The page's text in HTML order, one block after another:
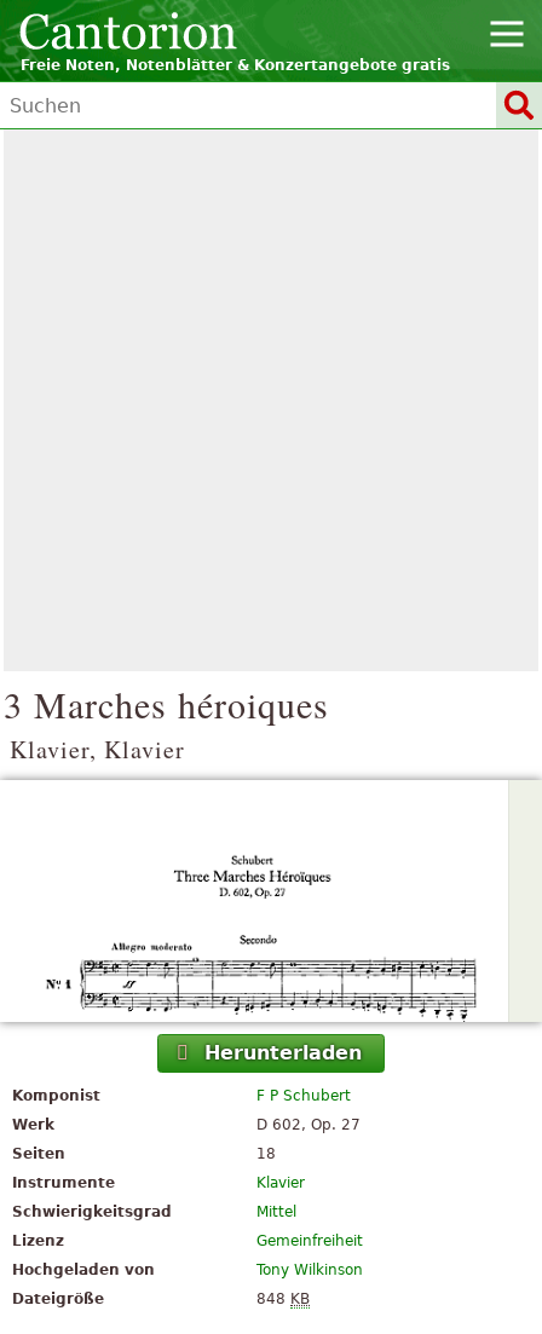
Freie Noten, Notenblätter & Konzertangebote gratis
3 Marches héroiques
Klavier, Klavier
Herunterladen
Komponist
F P Schubert
Werk
D 602, Op. 27
Seiten
18
Instrumente
Klavier
Schwierigkeitsgrad
Mittel
Lizenz
Gemeinfreiheit
Hochgeladen von
Tony Wilkinson
Dateigröße
848 KB